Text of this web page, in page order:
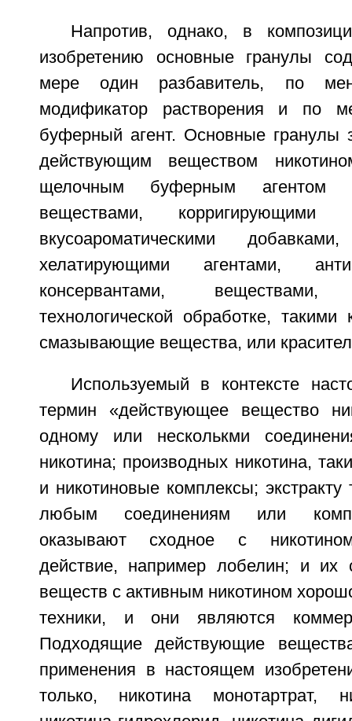
Напротив, однако, в
изобретению основные гранулы
мере один разбавитель, по
модификатор растворения и по
буферный агент. Основные гранулы
действующим веществом
щелочным буферным агентом
веществами,
вкусоароматическими
хелатирующими агентами,
консервантами, веществами,
технологической обработке,
смазывающие вещества, или
Используемый в контексте
термин «действующее вещество
одному или несколькми
никотина; производных никотина,
и никотиновые комплексы;
любым соединениям или
оказывают сходное с
действие, например лобелин; и
веществ с активным никотином
техники, и они являются
Подходящие действующие
применения в настоящем
только, никотина монотартрат,